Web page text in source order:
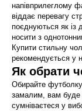
напівприлеглому
віддає перевагу
поєднуються як із
носити з
Купити стильну
рекомендується у
Як обрати
Обирайте
замалим, вам
сумніваєтеся у